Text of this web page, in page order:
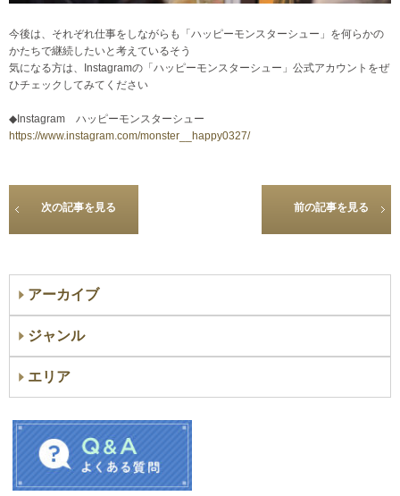
今後は、それぞれ仕事をしながらも「ハッピーモンスターシュー」を何らかの
かたちで継続したいと考えているそう
気になる方は、Instagramの「ハッピーモンスターシュー」公式アカウントをぜ
ひチェックしてみてください
◆Instagram ハッピーモンスターシュー
https://www.instagram.com/monster__happy0327/
次の記事を見る 前の記事を見る
アーカイブ
ジャンル
エリア